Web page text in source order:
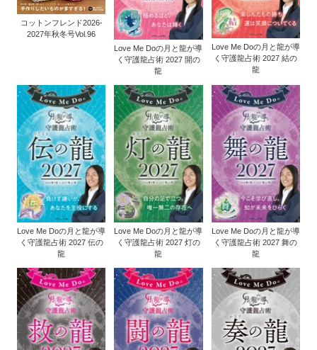
コットンフレンド2026-
2027年秋冬号Vol.96
Love Me Doの月と龍が導
く守護龍占術 2027 開の
龍
Love Me Doの月と龍が導
く守護龍占術 2027 結の
龍
Love Me Doの月と龍が導
く守護龍占術 2027 伝の
龍
Love Me Doの月と龍が導
く守護龍占術 2027 灯の
龍
Love Me Doの月と龍が導
く守護龍占術 2027 舞の
龍